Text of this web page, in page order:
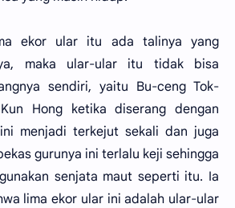
ekor ular itu ada talinya yang
maka ular-ular itu tidak bisa
sendiri, yaitu Bu-ceng Tok-
Hong ketika diserang dengan
menjadi terkejut sekali dan juga
gurunya ini terlalu keji sehingga
senjata maut seperti itu. Ia
lima ekor ular ini adalah ular-ular